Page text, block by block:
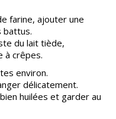
farine, ajouter une
battus.
du lait tiède,
à crêpes.
environ.
délicatement.
huilées et garder au